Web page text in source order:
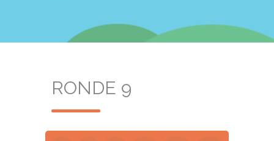
RONDE 9